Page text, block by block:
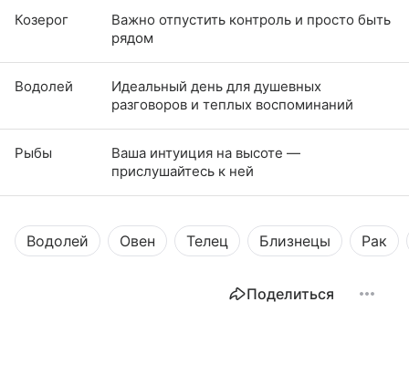
Козерог
Важно отпустить контроль и просто быть
рядом
Водолей
Идеальный день для душевных
разговоров и теплых воспоминаний
Рыбы
Ваша интуиция на высоте —
прислушайтесь к ней
Водолей Овен Телец Близнецы Рак
Поделиться